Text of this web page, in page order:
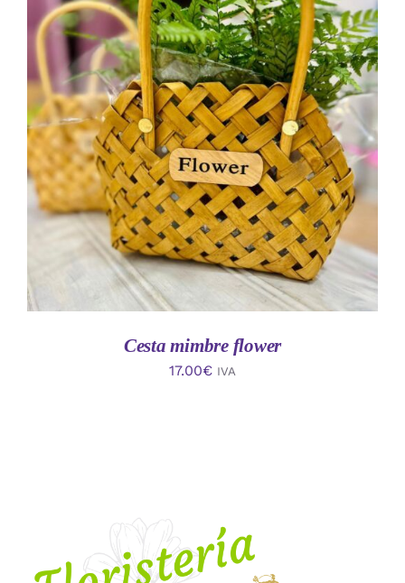
AÑADIR AL CARRITO
/
DETALLES
Cesta mimbre flower
17.00€ IVA